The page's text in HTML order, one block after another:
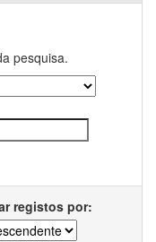
pesquisa.
registos por: